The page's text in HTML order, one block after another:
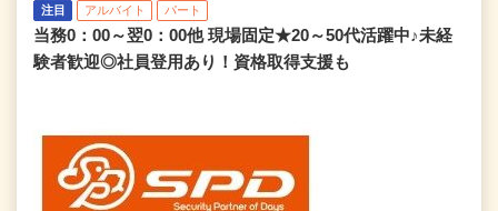
注目 アルバイト パート
当務0：00～翌0：00他 現場固定★20～50代活躍中♪未経
験者歓迎◎社員登用あり！資格取得支援も